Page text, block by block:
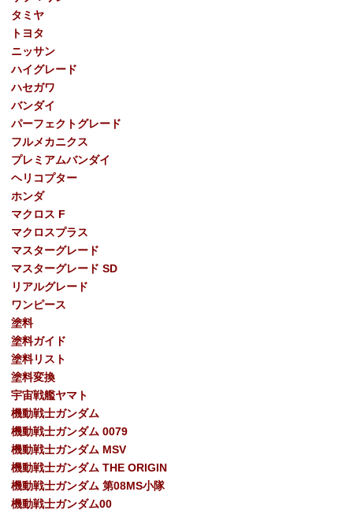
タミヤ
トヨタ
ニッサン
ハイグレード
ハセガワ
バンダイ
パーフェクトグレード
フルメカニクス
プレミアムバンダイ
ヘリコプター
ホンダ
マクロス F
マクロスプラス
マスターグレード
マスターグレード SD
リアルグレード
ワンピース
塗料
塗料ガイド
塗料リスト
塗料変換
宇宙戦艦ヤマト
機動戦士ガンダム
機動戦士ガンダム 0079
機動戦士ガンダム MSV
機動戦士ガンダム THE ORIGIN
機動戦士ガンダム 第08MS小隊
機動戦士ガンダム00